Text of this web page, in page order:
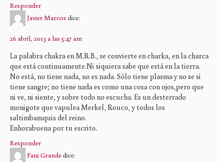
Responder
Javier Marcos dice:
26 abril, 2013 a las 5:47 am
La palabra chakra en M.R.B., se convierte en charka, en la charca
que está continuamente.Ni siquiera sabe que está en la tierra.
No está, no tiene nada, no es nada. Sólo tiene plasma y no se si
tiene sangre; no tiene nada es como una cosa con ojos,pero que
ni ve, ni siente, y sobre todo no escucha. Es un desterrado
monigote que vapulea Merkel, Rouco, y todos los
saltimbamquis del reino.
Enhorabuena por tu escrito.
Responder
Fani Grandedice: